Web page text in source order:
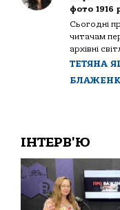
фото 1916
Сьогодні
читачам
архівні
ТЕТЯНА
ІНТЕРВ'Ю